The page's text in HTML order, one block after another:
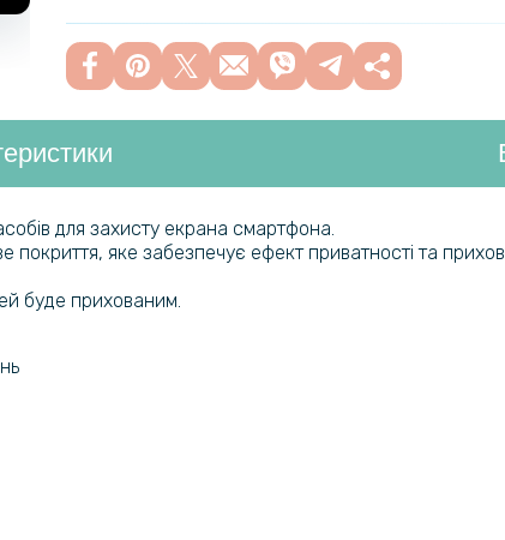
для захисту екрана смартфона.
покриття, яке забезпечує ефект приватності та
буде прихованим.